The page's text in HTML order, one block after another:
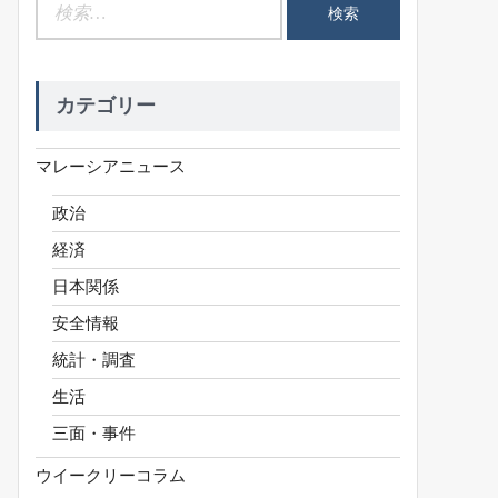
カテゴリー
マレーシアニュース
政治
経済
日本関係
安全情報
統計・調査
生活
三面・事件
ウイークリーコラム